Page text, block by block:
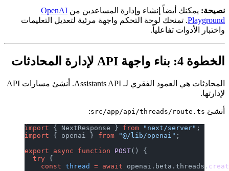
إنشاء وإدارة المساعدين من OpenAI
لوحة التحكم واجهة مرئية لتعديل التعليمات
المحادثات هي العمود الفقري لـ Assistants API. أنشئ مسارات API
src/app/api/threads/
:
import { NextResponse } from "next/
import { openai } from "@/lib/openai"
export async function
    const
thread = await